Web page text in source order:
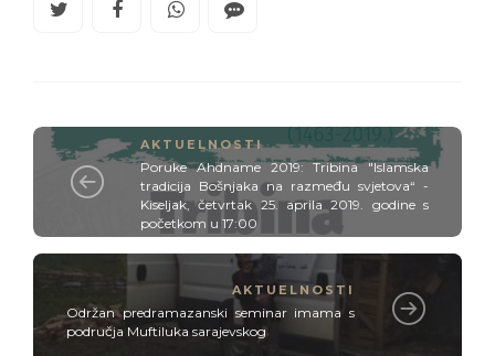
AKTUELNOSTI
Poruke Ahdname 2019: Tribina "Islamska
tradicija Bošnjaka na razmeđu svjetova“ -
Kiseljak, četvrtak 25. aprila 2019. godine s
početkom u 17:00
AKTUELNOSTI
Održan predramazanski seminar imama s
područja Muftiluka sarajevskog